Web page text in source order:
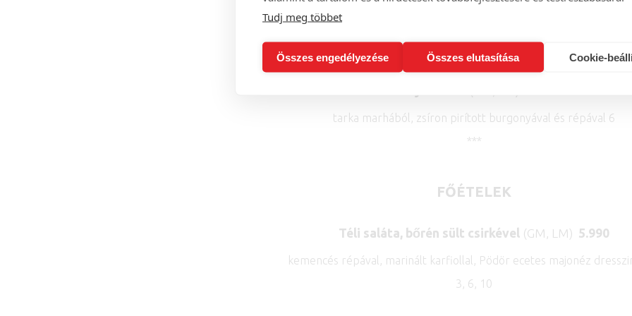
Tudj meg többet
Összes engedélyezése Összes elutasítása Cookie-
fás galuskával, gombolyag tésztával, zöldségekkel 1, 3, 6, 7, 9
tarka marhából, zsíron pirított burgonyával és répával 6
***
FŐÉTELEK
Téli saláta, bőrén sült csirkével (GM, LM) 5.990
kemencés répával, marinált karfiollal, Pödör ecetes majonéz
3, 6, 10